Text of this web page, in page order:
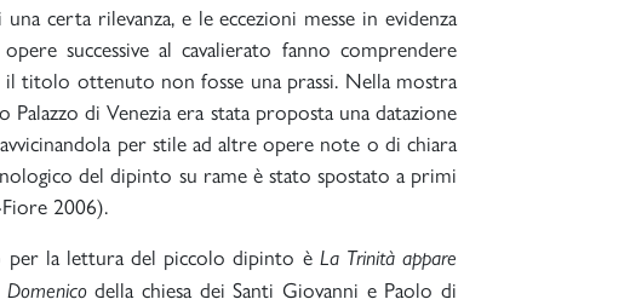
certa rilevanza, e le eccezioni messe in evidenza
successive al cavalierato fanno comprendere
titolo ottenuto non fosse una prassi. Nella mostra
Palazzo di Venezia era stata proposta una datazione
per stile ad altre opere note o di chiara
del dipinto su rame è stato spostato a primi
2006).
la lettura del piccolo dipinto è La Trinità appare
Domenicodella chiesa dei Santi Giovanni e Paolo di